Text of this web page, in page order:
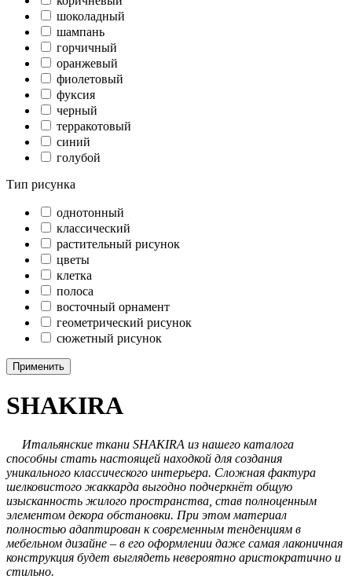
шоколадный
шампань
горчичный
оранжевый
фиолетовый
фуксия
черный
терракотовый
синий
голубой
Тип рисунка
однотонный
классический
растительный рисунок
цветы
клетка
полоса
восточный орнамент
геометрический рисунок
сюжетный рисунок
Применить
SHAKIRA
Итальянские ткани SHAKIRA из нашего каталога
способны стать настоящей находкой для создания
уникального классического интерьера. Сложная фактура
шелковистого жаккарда выгодно подчеркнёт общую
изысканность жилого пространства, став полноценным
элементом декора обстановки. При этом материал
полностью адаптирован к современным тенденциям в
мебельном дизайне – в его оформлении даже самая лаконичная
конструкция будет выглядеть невероятно аристократично и
стильно.